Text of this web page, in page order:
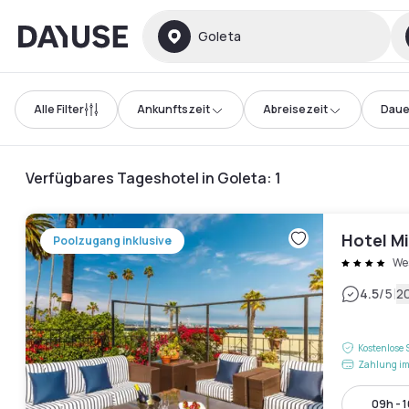
Dayuse Goleta
Alle Filter Ankunftszeit Abreisezeit
Verfügbares Tageshotel in Goleta: 1
Poolzugang inklusive Hotel
4.5/5|
Kostenlose
Zahlung
09h -